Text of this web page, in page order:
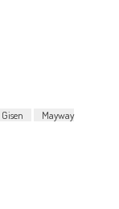
Mayway